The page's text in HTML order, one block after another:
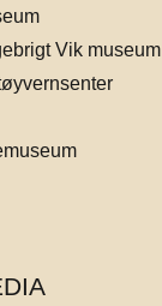
Vik museum